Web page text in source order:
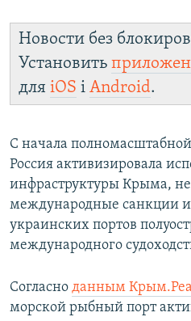
Новости без
Установить
для iOS і Android.
С начала
Россия активизировала
инфраструктуры Крыма,
международные санкции
украинских портов
международного
Согласно данным
морской рыбный порт